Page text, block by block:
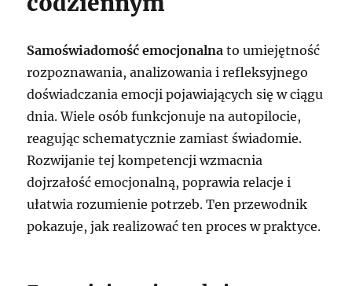
Samoświadomość emocjonalna to umiejętność
rozpoznawania, analizowania i refleksyjnego
doświadczania emocji pojawiających się w ciągu
dnia. Wiele osób funkcjonuje na autopilocie,
reagując schematycznie zamiast świadomie.
Rozwijanie tej kompetencji wzmacnia
dojrzałość emocjonalną, poprawia relacje i
ułatwia rozumienie potrzeb. Ten przewodnik
pokazuje, jak realizować ten proces w praktyce.